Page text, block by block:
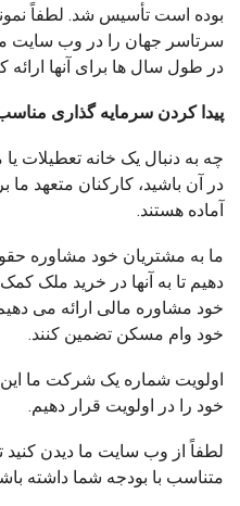
بوده است تأسیس شد. لطفاً
سرتاسر جهان را در وب سایت
در طول سال ها برای آنها ارائه
پیدا کردن سرمایه گذاری
چه به دنبال یک خانه تعطیلات
در آن باشید، کارکنان متعهد
آماده هستند.
ما به مشتریان خود مشاوره
دهیم تا به آنها در خرید ملک
خود مشاوره مالی ارائه می دهیم
خود وام مسکن تضمین کنند.
اولویت شماره یک شرکت ما
خود را در اولویت قرار دهیم.
لطفاً از وب سایت ما دیدن کنید
متناسب با بودجه شما داشته